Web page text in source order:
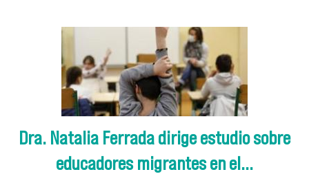
Dra. Natalia Ferrada dirige estudio sobre
educadores migrantes en el...